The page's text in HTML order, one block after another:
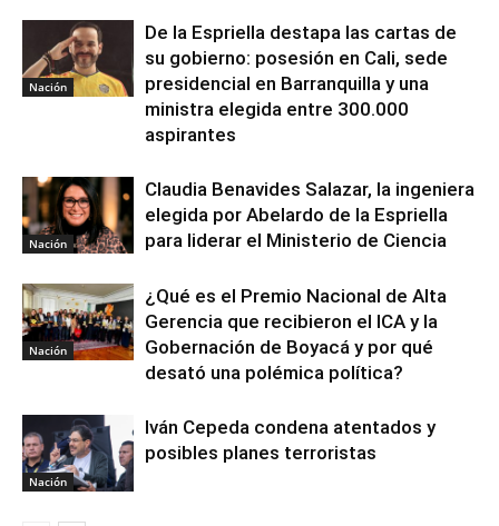
Nación
De la Espriella destapa las cartas de
su gobierno: posesión en Cali, sede
presidencial en Barranquilla y una
ministra elegida entre 300.000
aspirantes
Nación
Claudia Benavides Salazar, la ingeniera
elegida por Abelardo de la Espriella
para liderar el Ministerio de Ciencia
Nación
¿Qué es el Premio Nacional de Alta
Gerencia que recibieron el ICA y la
Gobernación de Boyacá y por qué
desató una polémica política?
Nación
Iván Cepeda condena atentados y
posibles planes terroristas